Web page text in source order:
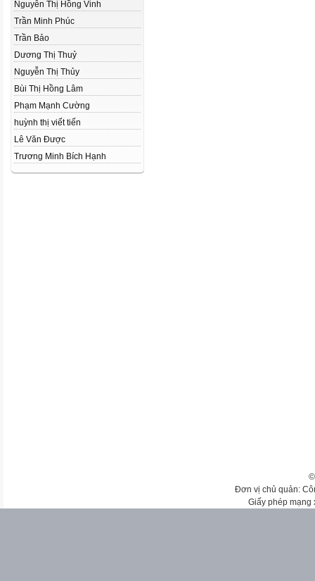
Nguyễn Thị Hồng Vinh
Trần Minh Phúc
Trần Bảo
Dương Thị Thuỷ
Nguyễn Thị Thủy
Bùi Thị Hồng Lâm
Phạm Mạnh Cường
huỳnh thị viết tiến
Lê Văn Được
Trương Minh Bích Hạnh
Đơn vị chủ quản:
Giấy phép mạng